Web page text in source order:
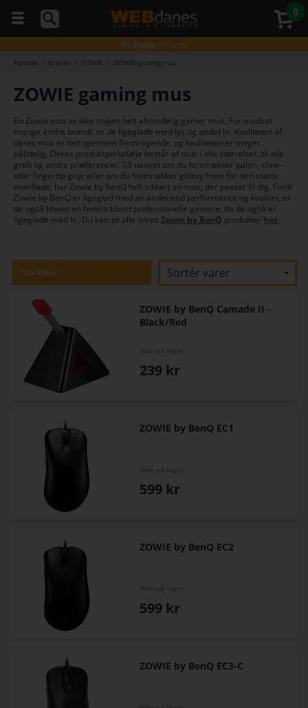
ringe
til os
på
telefon
98374333
(hverdage
kl. 10-
16)
0
5 stjernerpå Trustpilot
Gratis fragt*
ved køb over 499,-
90 dages returret
Gratis fragt*
ved køb over 499,-
Gratis fragt*
5 stjerner på Trustpilot
Gratis fragt* ved køb over 499,-
Forside / Brands / ZOWIE / ZOWIE gaming mus
ZOWIE gaming mus
En Zowie mus er ikke nogen helt almindelig gamer mus. For modsat
mange andre brands er de ligeglade med lys og andet lir. Kvaliteten af
deres mus er helt igennem fremragende, og kvaliteten er meget
pålidelig. Deres produktportefølje består af mus i alle størrelser, til alle
greb og andre præferencer. Så uanset om du foretrækker palm-, claw-
eller fingertip grip, eller om du foretrækker glossy frem for den matte
overflade, har Zowie by BenQ helt sikkert en mus, der passer til dig. Fordi
Zowie by BenQ er ligeglad med alt andet end performance og kvalitet, er
de også blevet en favorit bland professionelle gamere, da de også er
ligeglade med lir. Du kan se alle vores Zowie by BenQ produkter her
Vis filter
ZOWIE by BenQ Camade II -
Black/Red
239 kr
ZOWIE by BenQ EC1
599 kr
ZOWIE by BenQ EC2
599 kr
ZOWIE by BenQ EC3-C